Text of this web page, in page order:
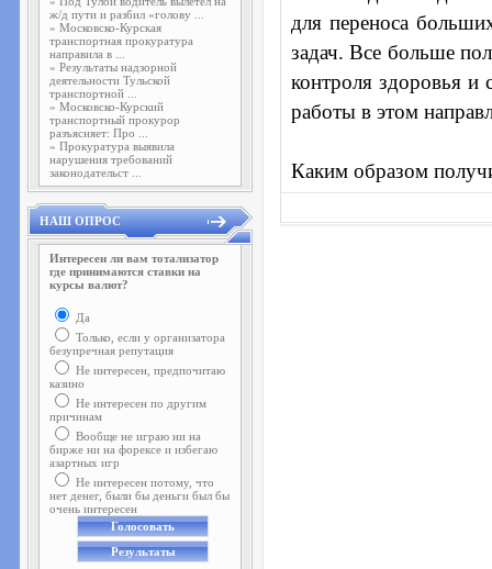
ж/д пути и разбил «голову ...
» Московско-Курская
транспортная прокуратура
направила в ...
» Результаты надзорной
деятельности Тульской
транспортной ...
» Московско-Курский
транспортный прокурор
разъясняет: Про ...
» Прокуратура выявила
нарушения требований
законодательст ...
НАШ ОПРОС
Интересен ли вам тотализатор
где принимаются ставки на
курсы валют?
Да
Только, если у организатора
безупречная репутация
Не интересен, предпочитаю
казино
Не интересен по другим
причинам
Вообще не играю ни на
бирже ни на форексе и избегаю
азартных игр
Не интересен потому, что
нет денег, были бы деньги был бы
очень интересен
для переноса
задач. Все больше
контроля здоровья
работы в этом
Каким образом